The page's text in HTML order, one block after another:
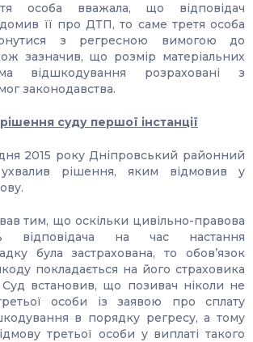
особа вважала, що відповідач
її про ДТП, то саме третя особа
з регресною вимогою до
зазначив, що розмір матеріальних
відшкодування розраховані з
законодавства.
суду першої інстанції
2015 року Дніпровський районний
рішення, яким відмовив у
тим, що оскільки цивільно-правова
відповідача на час настання
була застрахована, то обов’язок
покладається на його страховика
встановив, що позивач ніколи не
особи із заявою про сплату
в порядку регресу, а тому
третьої особи у виплаті такого